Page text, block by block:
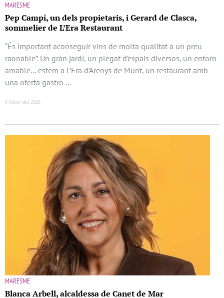
MARESME
Pep Campí, un dels propietaris, i Gerard de Clasca,
sommelier de L’Era Restaurant
“És important aconseguir vins de molta qualitat a un preu
raonable”. Un gran jardí, un plegat d’espais diversos, un entorn
amable… estem a L’Era d’Arenys de Munt, un restaurant amb
una oferta gastro …
8 febrer del 2016
MARESME
Blanca Arbell, alcaldessa de Canet de Mar